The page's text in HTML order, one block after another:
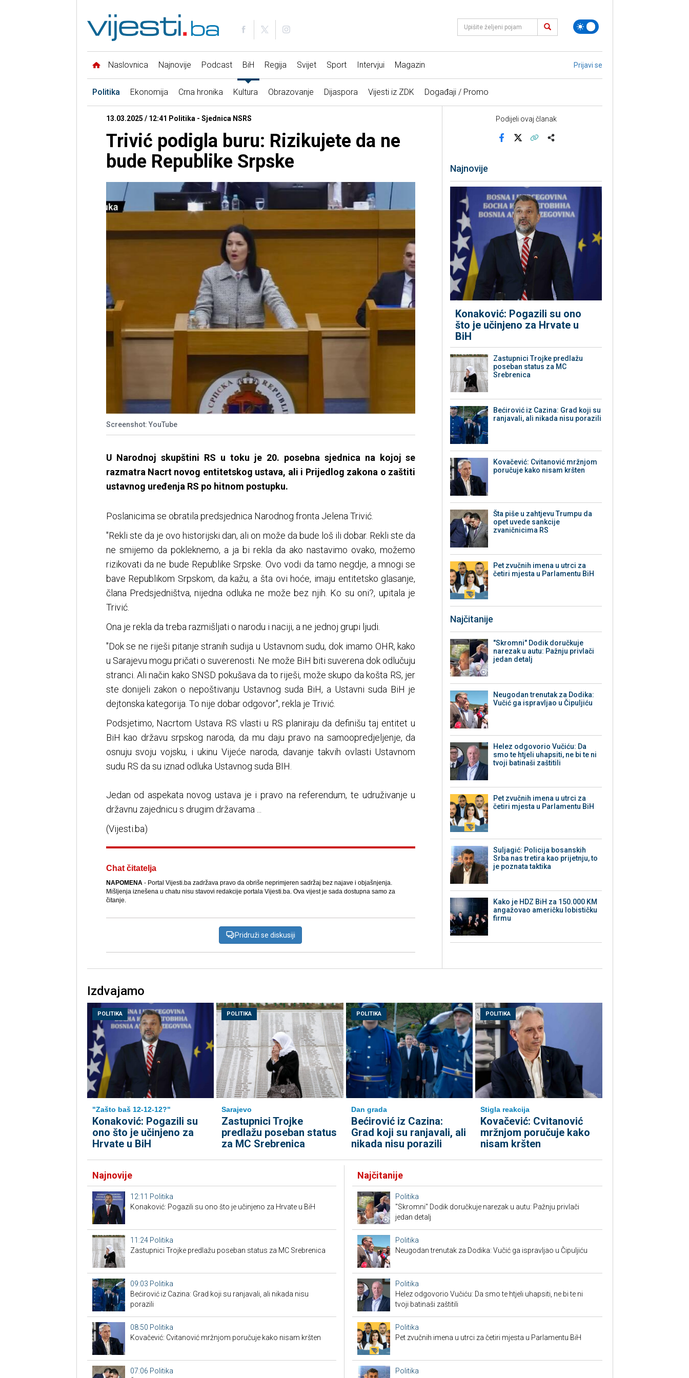
Naslovnica Najnovije Podcast BiH Regija Svijet Sport Intervjui Magazin Prijavi se
Politika Ekonomija Crna hronika Kultura Obrazovanje Dijaspora Vijesti iz ZDK Događaji / Promo
13.03.2025 / 12:41 Politika - Sjednica NSRS
Trivić podigla buru: Rizikujete da ne
bude Republike Srpske
Screenshot: YouTube
U Narodnoj skupštini RS u toku je 20. posebna sjednica na kojoj se
razmatra Nacrt novog entitetskog ustava, ali i Prijedlog zakona o zaštiti
ustavnog uređenja RS po hitnom postupku.
Poslanicima se obratila predsjednica Narodnog fronta Jelena Trivić.
"Rekli ste da je ovo historijski dan, ali on može da bude loš ili dobar. Rekli ste da
ne smijemo da pokleknemo, a ja bi rekla da ako nastavimo ovako, možemo
rizikovati da ne bude Republike Srpske. Ovo vodi da tamo negdje, a mnogi se
bave Republikom Srpskom, da kažu, a šta ovi hoće, imaju entitetsko glasanje,
člana Predsjedništva, nijedna odluka ne može bez njih. Ko su oni?, upitala je
Trivić.
Ona je rekla da treba razmišljati o narodu i naciji, a ne jednoj grupi ljudi.
"Dok se ne riješi pitanje stranih sudija u Ustavnom sudu, dok imamo OHR, kako
u Sarajevu mogu pričati o suverenosti. Ne može BiH biti suverena dok odlučuju
stranci. Ali način kako SNSD pokušava da to riješi, može skupo da košta RS, jer
ste donijeli zakon o nepoštivanju Ustavnog suda BiH, a Ustavni suda BiH je
dejtonska kategorija. To nije dobar odgovor", rekla je Trivić.
Podsjetimo, Nacrtom Ustava RS vlasti u RS planiraju da definišu taj entitet u
BiH kao državu srpskog naroda, da mu daju pravo na samoopredjeljenje, da
osnuju svoju vojsku, i ukinu Vijeće naroda, davanje takvih ovlasti Ustavnom
sudu RS da su iznad odluka Ustavnog suda BIH.
Jedan od aspekata novog ustava je i pravo na referendum, te udruživanje u
državnu zajednicu s drugim državama ...
(Vijesti.ba)
Chat čitatelja
NAPOMENA- Portal Vijesti.ba zadržava pravo da obriše neprimjeren sadržaj bez najave i objašnjenja.
Mišljenja iznešena u chatu nisu stavovi redakcije portala Vijesti.ba. Ova vijest je sada dostupna samo za
čitanje.
Pridruži se diskusiji
Podijeli ovaj članak
Najnovije
Konaković: Pogazili su ono
što je učinjeno za Hrvate u
BiH
Zastupnici Trojke predlažu
poseban status za MC
Srebrenica
Bećirović iz Cazina: Grad koji su
ranjavali, ali nikada nisu porazili
Kovačević: Cvitanović mržnjom
poručuje kako nisam kršten
Šta piše u zahtjevu Trumpu da
opet uvede sankcije
zvaničnicima RS
Pet zvučnih imena u utrci za
četiri mjesta u Parlamentu BiH
Najčitanije
"Skromni" Dodik doručkuje
narezak u autu: Pažnju privlači
jedan detalj
Neugodan trenutak za Dodika:
Vučić ga ispravljao u Čipuljiću
Helez odgovorio Vučiću: Da
smo te htjeli uhapsiti, ne bi te ni
tvoji batinaši zaštitili
Pet zvučnih imena u utrci za
četiri mjesta u Parlamentu BiH
Suljagić: Policija bosanskih
Srba nas tretira kao prijetnju, to
je poznata taktika
Kako je HDZ BiH za 150.000 KM
angažovao američku lobističku
firmu
Izdvajamo
POLITIKA
"Zašto baš 12-12-12?"
Konaković: Pogazili su
ono što je učinjeno za
Hrvate u BiH
POLITIKA
Sarajevo
Zastupnici Trojke
predlažu poseban status
za MC Srebrenica
POLITIKA
Dan grada
Bećirović iz Cazina:
Grad koji su ranjavali, ali
nikada nisu porazili
POLITIKA
Stigla reakcija
Kovačević: Cvitanović
mržnjom poručuje kako
nisam kršten
Najnovije
12:11 Politika
Konaković: Pogazili su ono što je učinjeno za Hrvate u BiH
11:24 Politika
Zastupnici Trojke predlažu poseban status za MC Srebrenica
09:03 Politika
Bećirović iz Cazina: Grad koji su ranjavali, ali nikada nisu
porazili
08:50 Politika
Kovačević: Cvitanović mržnjom poručuje kako nisam kršten
07:06 Politika
Najčitanije
Politika
"Skromni" Dodik doručkuje narezak u autu: Pažnju privlači
jedan detalj
Politika
Neugodan trenutak za Dodika: Vučić ga ispravljao u Čipuljiću
Politika
Helez odgovorio Vučiću: Da smo te htjeli uhapsiti, ne bi te ni
tvoji batinaši zaštitili
Politika
Pet zvučnih imena u utrci za četiri mjesta u Parlamentu BiH
Politika